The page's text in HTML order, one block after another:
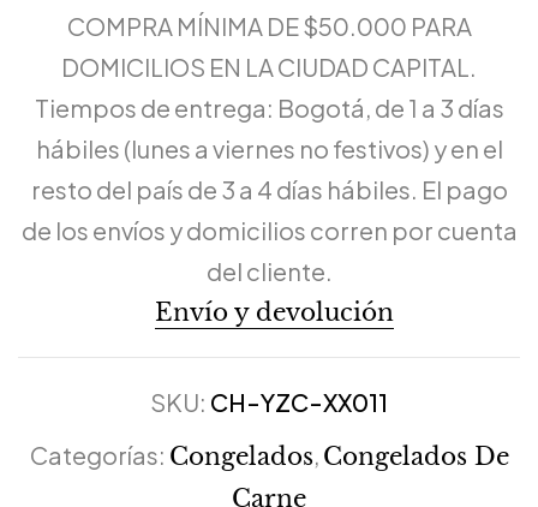
COMPRA MÍNIMA DE $50.000 PARA
DOMICILIOS EN LA CIUDAD CAPITAL.
Tiempos de entrega: Bogotá, de 1 a 3 días
hábiles (lunes a viernes no festivos) y en el
resto del país de 3 a 4 días hábiles. El pago
de los envíos y domicilios corren por cuenta
del cliente.
Envío y devolución
SKU: CH-YZC-XX011
Categorías: Congelados Congelados De
Carne